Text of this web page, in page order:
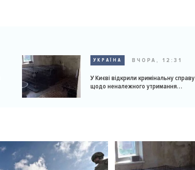
УКРАЇНА ВЧОРА, 12:31
У Києві відкрили кримінальну справу
щодо неналежного утримання